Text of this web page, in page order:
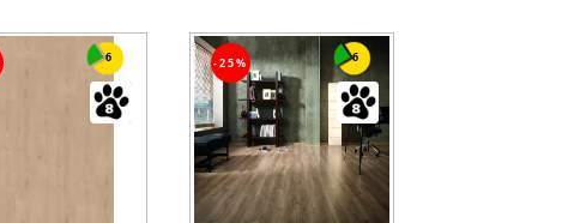
6 -25% 6